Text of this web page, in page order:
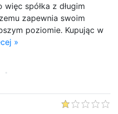
spółka z długim
zapewnia swoim
poziomie. Kupując w
»